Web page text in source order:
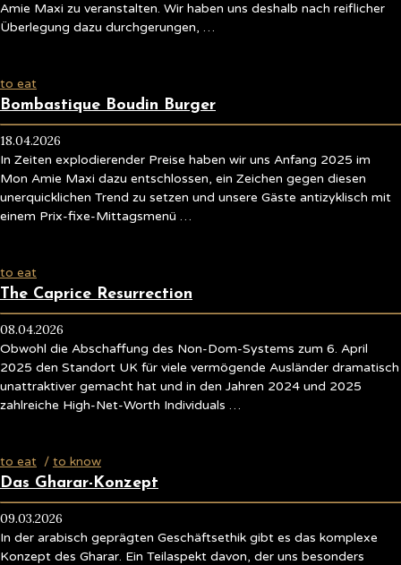
Amie Maxi zu veranstalten. Wir haben uns deshalb nach reiflicher
Überlegung dazu durchgerungen, …
to eat
Bombastique Boudin Burger
18.04.2026
In Zeiten explodierender Preise haben wir uns Anfang 2025 im
Mon Amie Maxi dazu entschlossen, ein Zeichen gegen diesen
unerquicklichen Trend zu setzen und unsere Gäste antizyklisch mit
einem Prix-fixe-Mittagsmenü …
to eat
The Caprice Resurrection
08.04.2026
Obwohl die Abschaffung des Non-Dom-Systems zum 6. April
2025 den Standort UK für viele vermögende Ausländer dramatisch
unattraktiver gemacht hat und in den Jahren 2024 und 2025
zahlreiche High-Net-Worth Individuals …
to eat / to know
Das Gharar-Konzept
09.03.2026
In der arabisch geprägten Geschäftsethik gibt es das komplexe
Konzept des Gharar. Ein Teilaspekt davon, der uns besonders